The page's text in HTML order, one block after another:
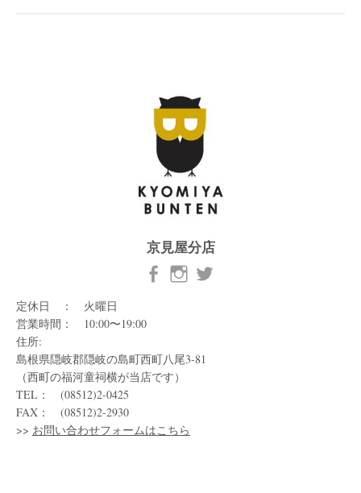
京見屋分店
定休日 ： 火曜日
営業時間： 10:00〜19:00
住所:
島根県隠岐郡隠岐の島町西町八尾3-81
（西町の福河童祠横が当店です）
TEL： (08512)2-0425
FAX： (08512)2-2930
>> お問い合わせフォームはこちら